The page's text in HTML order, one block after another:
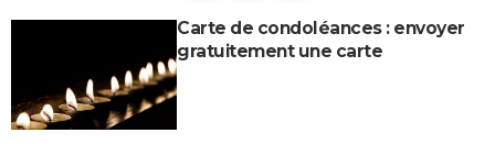
Carte de condoléances : envoyer
gratuitement une carte